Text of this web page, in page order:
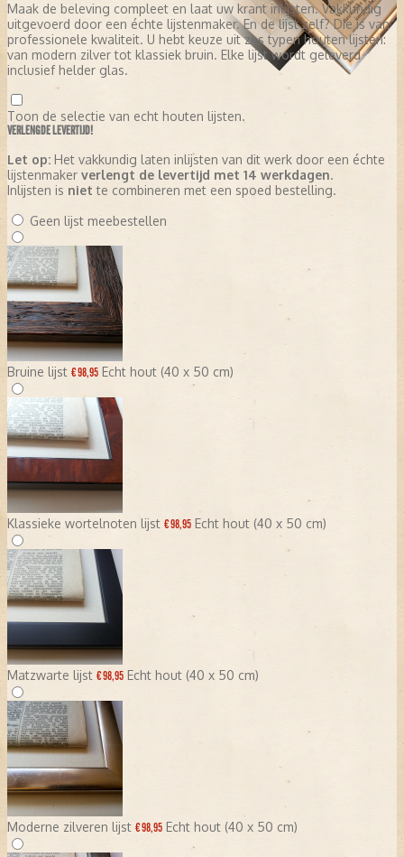
Maak de beleving compleet en laat uw krant inlijsten. Vakkundig
uitgevoerd door een échte lijstenmaker. En de lijst zelf? Die is van
professionele kwaliteit. U hebt keuze uit zes typen houten lijsten:
van modern zilver tot klassiek bruin. Elke lijst wordt geleverd
inclusief helder glas.
Toon de selectie van echt houten lijsten.
VERLENGDE LEVERTIJD!
Let op: Het vakkundig laten inlijsten van dit werk door een échte
lijstenmaker verlengt de levertijd met 14 werkdagen.
Inlijsten is niet te combineren met een spoed bestelling.
Geen lijst meebestellen
Bruine lijst € 98,95 Echt hout (40 x 50 cm)
Klassieke wortelnoten lijst € 98,95 Echt hout (40 x 50 cm)
Matzwarte lijst € 98,95 Echt hout (40 x 50 cm)
Moderne zilveren lijst € 98,95 Echt hout (40 x 50 cm)